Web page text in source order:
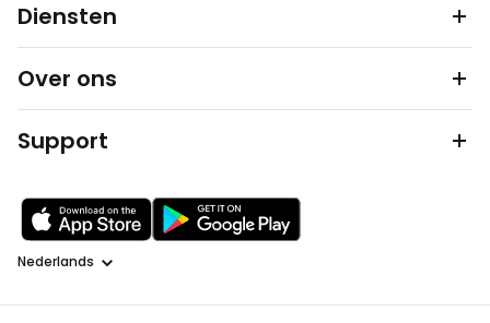
Diensten
Over ons
Support
Taal